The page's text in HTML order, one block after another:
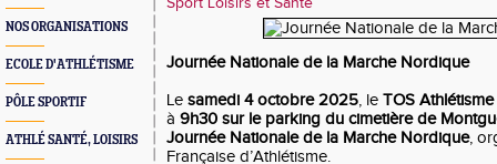
NOS ORGANISATIONS
ECOLE D'ATHLÉTISME
PÔLE SPORTIF
ATHLÉ SANTÉ, LOISIRS
Journée Nationale de la Marche Nordique
Le samedi 4 octobre 2025, le TOS Athlétisme
à 9h30 sur le parking du cimetière de
Journée Nationale de la Marche Nordique,
Française d’Athlétisme.